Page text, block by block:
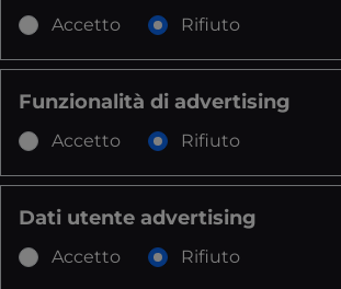
Accetto Rifiuto
Funzionalità di advertising
Accetto Rifiuto
Dati utente advertising
Accetto Rifiuto